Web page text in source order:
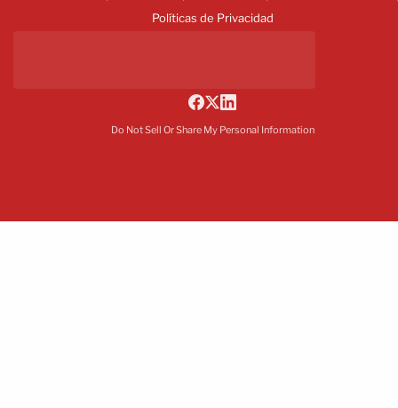
Políticas de Privacidad
Do Not Sell Or Share My Personal Information